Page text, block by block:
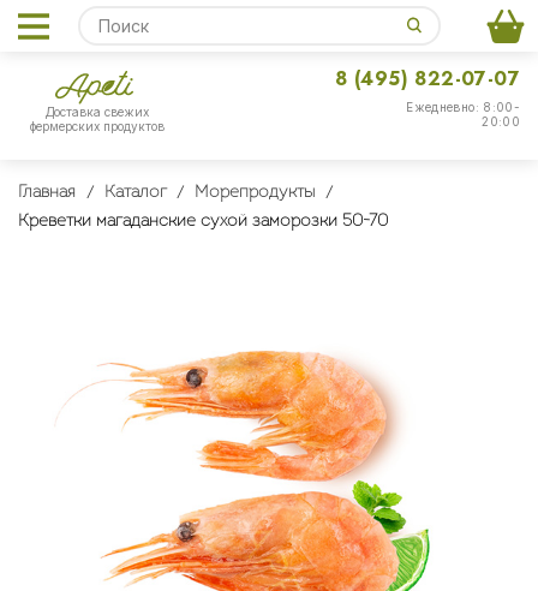
Доставка свежих
фермерских продуктов
Ежедневно: 8:00-
20:00
8 (495) 822-07-07
Главная Каталог
Морепродукты
Креветки магаданские сухой заморозки 50-70